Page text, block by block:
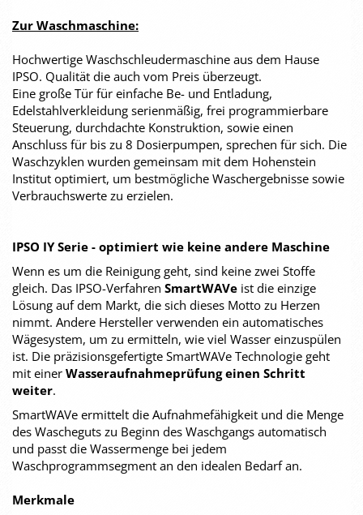
Zur Waschmaschine:
Hochwertige Waschschleudermaschine aus dem Hause
IPSO. Qualität die auch vom Preis überzeugt.
Eine große Tür für einfache Be- und Entladung,
Edelstahlverkleidung serienmäßig, frei programmierbare
Steuerung, durchdachte Konstruktion, sowie einen
Anschluss für bis zu 8 Dosierpumpen, sprechen für sich. Die
Waschzyklen wurden gemeinsam mit dem Hohenstein
Institut optimiert, um bestmögliche Waschergebnisse sowie
Verbrauchswerte zu erzielen.
IPSO IY Serie - optimiert wie keine andere Maschine
Wenn es um die Reinigung geht, sind keine zwei Stoffe
gleich. Das IPSO-Verfahren SmartWAVe ist die einzige
Lösung auf dem Markt, die sich dieses Motto zu Herzen
nimmt. Andere Hersteller verwenden ein automatisches
Wägesystem, um zu ermitteln, wie viel Wasser einzuspülen
ist. Die präzisionsgefertigte SmartWAVe Technologie geht
mit einer Wasseraufnahmeprüfung einen Schritt
weiter.
SmartWAVe ermittelt die Aufnahmefähigkeit und die Menge
des Wascheguts zu Beginn des Waschgangs automatisch
und passt die Wassermenge bei jedem
Waschprogrammsegment an den idealen Bedarf an.
Merkmale